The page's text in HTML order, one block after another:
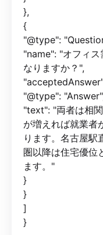
},
{
"@type":
"name": "オフィス
なりますか？",
"@type":
"text": "両者は相
が増えれば就業者
ります。名古屋駅
圏以降は住宅優位
ます。"
}
}
]
}